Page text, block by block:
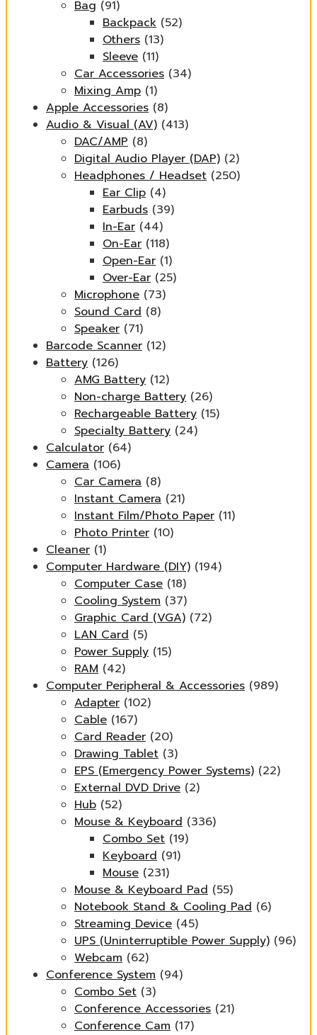
Bag (91)
Backpack (52)
Others (13)
Sleeve (11)
Car Accessories (34)
Mixing Amp (1)
Apple Accessories (8)
Audio & Visual (AV) (413)
DAC/AMP (8)
Digital Audio Player (DAP) (2)
Headphones / Headset (250)
Ear Clip (4)
Earbuds (39)
In-Ear (44)
On-Ear (118)
Open-Ear (1)
Over-Ear (25)
Microphone (73)
Sound Card (8)
Speaker (71)
Barcode Scanner (12)
Battery (126)
AMG Battery (12)
Non-charge Battery (26)
Rechargeable Battery (15)
Specialty Battery (24)
Calculator (64)
Camera (106)
Car Camera (8)
Instant Camera (21)
Instant Film/Photo Paper (11)
Photo Printer (10)
Cleaner (1)
Computer Hardware (DIY) (194)
Computer Case (18)
Cooling System (37)
Graphic Card (VGA) (72)
LAN Card (5)
Power Supply (15)
RAM (42)
Computer Peripheral & Accessories (989)
Adapter (102)
Cable (167)
Card Reader (20)
Drawing Tablet (3)
EPS (Emergency Power Systems) (22)
External DVD Drive (2)
Hub (52)
Mouse & Keyboard (336)
Combo Set (19)
Keyboard (91)
Mouse (231)
Mouse & Keyboard Pad (55)
Notebook Stand & Cooling Pad (6)
Streaming Device (45)
UPS (Uninterruptible Power Supply) (96)
Webcam (62)
Conference System (94)
Combo Set (3)
Conference Accessories (21)
Conference Cam (17)